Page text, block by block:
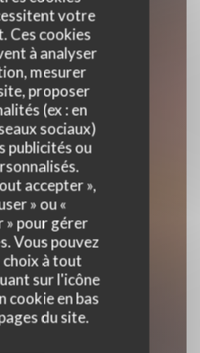
votre
Ces cookies
à analyser
mesurer
proposer
(ex : en
sociaux)
publicités ou
accepter »,
» ou «
» pour gérer
Vous pouvez
à tout
sur l'icône
cookie en bas
du site.
Famille